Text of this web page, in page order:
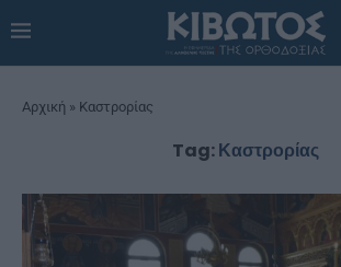
Αρχική » Καστρορίας
Tag:Καστρορίας